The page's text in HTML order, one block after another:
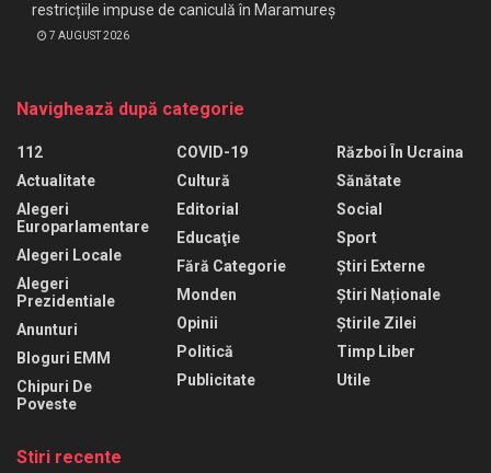
restricțiile impuse de caniculă în Maramureș
7 AUGUST 2026
Navighează după categorie
112
Actualitate
Alegeri
Europarlamentare
Alegeri Locale
Alegeri
Prezidentiale
Anunturi
Bloguri EMM
Chipuri De
Poveste
COVID-19
Cultură
Editorial
Educaţie
Fără Categorie
Monden
Opinii
Politică
Publicitate
Război În Ucraina
Sănătate
Social
Sport
Știri Externe
Știri Naționale
Știrile Zilei
Timp Liber
Utile
Stiri recente